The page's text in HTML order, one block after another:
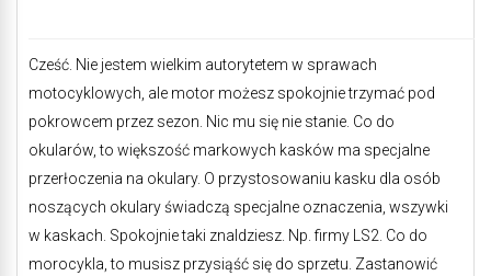
Cześć. Nie jestem wielkim autorytetem w sprawach
motocyklowych, ale motor możesz spokojnie trzymać pod
pokrowcem przez sezon. Nic mu się nie stanie. Co do
okularów, to większość markowych kasków ma specjalne
przerłoczenia na okulary. O przystosowaniu kasku dla osób
noszących okulary świadczą specjalne oznaczenia, wszywki
w kaskach. Spokojnie taki znaldziesz. Np. firmy LS2. Co do
morocykla, to musisz przysiąść się do sprzetu. Zastanowić